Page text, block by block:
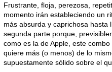
Frustrante, floja, perezosa,
momento irán estableciendo un
más absurda y caprichosa
segunda parte porque,
como es la de Apple, este
quiere más (o menos) de lo
supuestamente sólido sobre el